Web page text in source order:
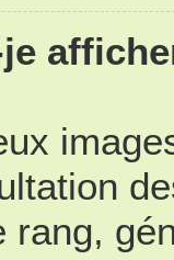
rang,